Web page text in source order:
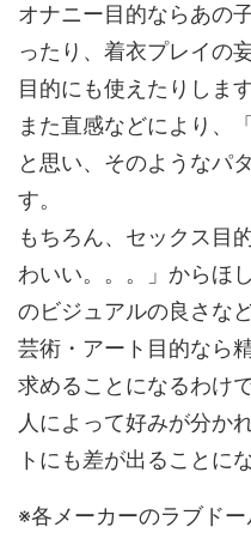
オナニー目的ならあの
ったり、着衣プレイの
目的にも使えたりします
また直感などにより、
と思い、そのようなパ
す。
もちろん、セックス目
わいい。。。」からほ
のビジュアルの良さな
芸術・アート目的なら
求めることになるわけで
人によって好みが分か
トにも差が出ることに
※各メーカーのラブド